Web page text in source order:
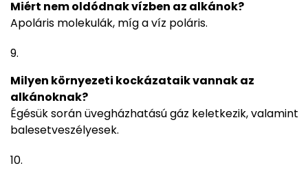
Miért nem oldódnak vízben az alkánok?
Apoláris molekulák, míg a víz poláris.
Milyen környezeti kockázataik vannak az
alkánoknak?
Égésük során üvegházhatású gáz keletkezik, valamint
balesetveszélyesek.